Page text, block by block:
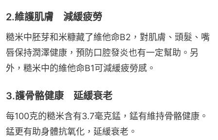
2.維護肌膚 減緩疲勞
糙米中胚芽和米糠藏了維他命B2，對肌膚、頭髮、嘴
唇保持潤澤健康，預防口腔發炎也有一定幫助。另
外，糙米中的維他命B1可減緩疲勞感。
3.護骨骼健康 延緩衰老
每100克的糙米含有3.7毫克錳，錳有維持骨骼健康。
錳更有助身體抗氧化，延緩衰老。